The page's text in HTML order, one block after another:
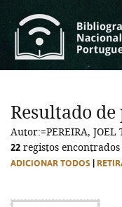
Resultado de
Autor:=PEREIRA, JOEL
22 registos encontrados
ADICIONAR TODOS